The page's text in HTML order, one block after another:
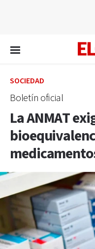
SOCIEDAD
Boletín oficial
La ANMAT